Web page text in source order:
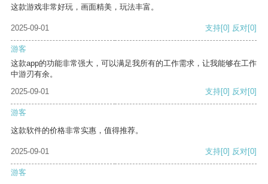
这款游戏非常好玩，画面精美，玩法丰富。
2025-09-01 支持[0] 反对[0]
游客
这款app的功能非常强大，可以满足我所有的工作需求，让我能够在工作
中游刃有余。
2025-09-01
支持[0] 反对[0]
游客
这款软件的价格非常实惠，值得推荐。
2025-09-01 支持[0] 反对[0]
游客